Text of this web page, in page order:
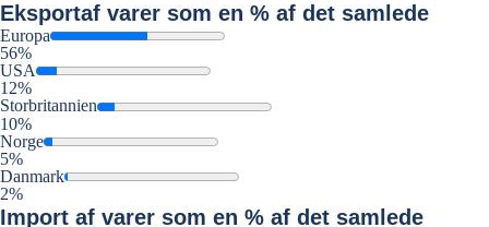
Eksportaf varer som en % af det samlede
Europa
56%
USA
12%
Storbritannien
10%
Norge
5%
Danmark
2%
Import af varer som en % af det samlede